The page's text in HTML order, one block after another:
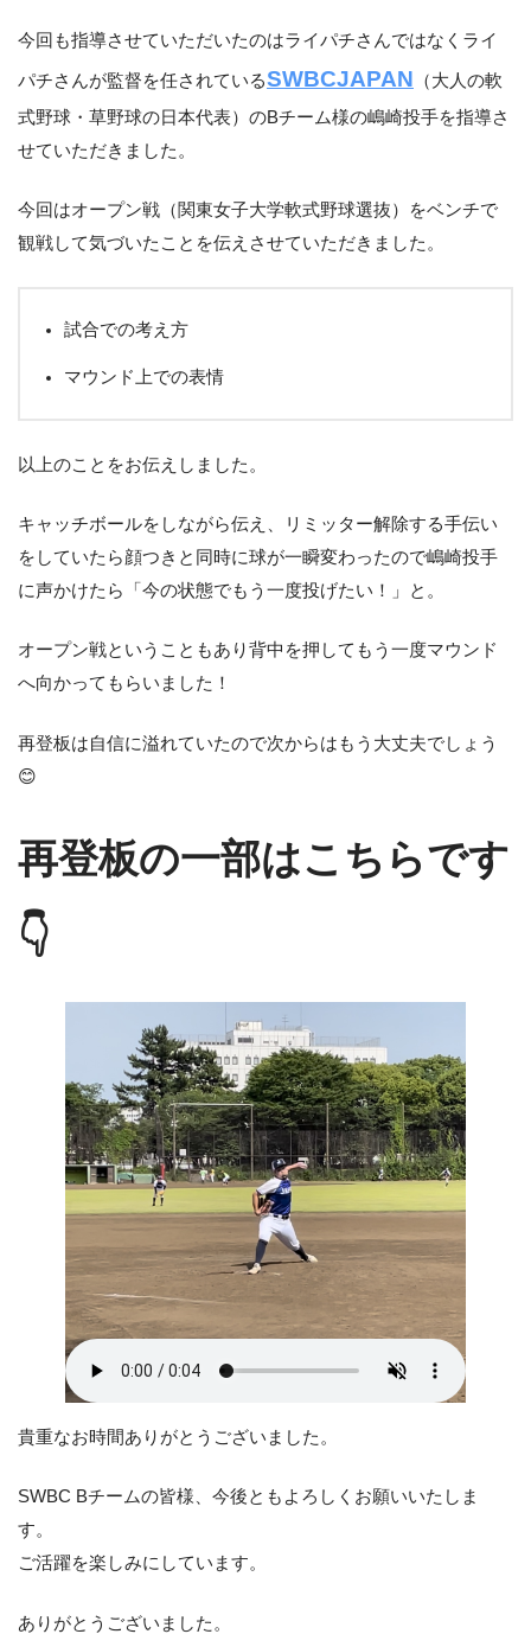
今回も指導させていただいたのはライパチさんではなくライ
パチさんが監督を任されているSWBCJAPAN （大人の軟
式野球・草野球の日本代表）のBチーム様の嶋崎投手を指導さ
せていただきました。
今回はオープン戦（関東女子大学軟式野球選抜）をベンチで
観戦して気づいたことを伝えさせていただきました。
試合での考え方
マウンド上での表情
以上のことをお伝えしました。
キャッチボールをしながら伝え、リミッター解除する手伝い
をしていたら顔つきと同時に球が一瞬変わったので嶋崎投手
に声かけたら「今の状態でもう一度投げたい！」と。
オープン戦ということもあり背中を押してもう一度マウンド
へ向かってもらいました！
再登板は自信に溢れていたので次からはもう大丈夫でしょう
😊
再登板の一部はこちらです
👇
貴重なお時間ありがとうございました。
SWBC Bチームの皆様、今後ともよろしくお願いいたしま
す。
ご活躍を楽しみにしています。
ありがとうございました。